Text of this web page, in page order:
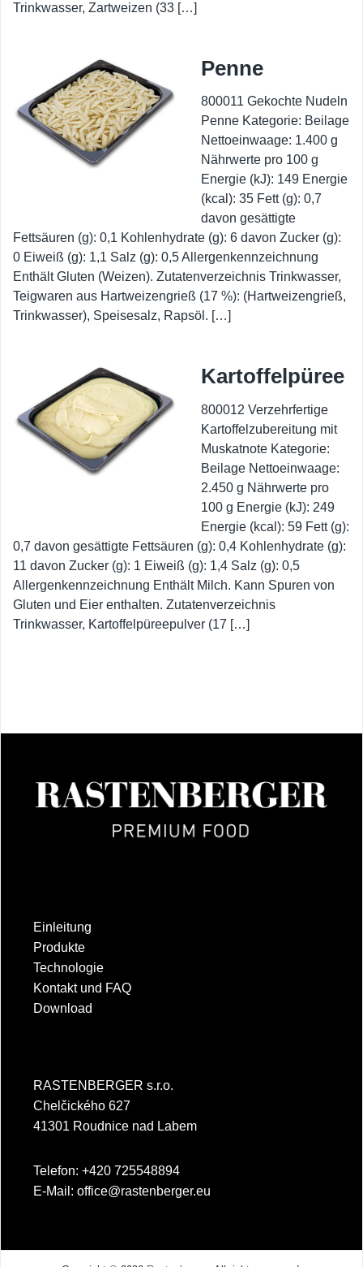
Trinkwasser, Zartweizen (33 […]
Penne
800011 Gekochte Nudeln
Penne Kategorie: Beilage
Nettoeinwaage: 1.400 g
Nährwerte pro 100 g
Energie (kJ): 149 Energie
(kcal): 35 Fett (g): 0,7
davon gesättigte
Fettsäuren (g): 0,1 Kohlenhydrate (g): 6 davon Zucker (g):
0 Eiweiß (g): 1,1 Salz (g): 0,5 Allergenkennzeichnung
Enthält Gluten (Weizen). Zutatenverzeichnis Trinkwasser,
Teigwaren aus Hartweizengrieß (17 %): (Hartweizengrieß,
Trinkwasser), Speisesalz, Rapsöl. […]
Kartoffelpüree
800012 Verzehrfertige
Kartoffelzubereitung mit
Muskatnote Kategorie:
Beilage Nettoeinwaage:
2.450 g Nährwerte pro
100 g Energie (kJ): 249
Energie (kcal): 59 Fett (g):
0,7 davon gesättigte Fettsäuren (g): 0,4 Kohlenhydrate (g):
11 davon Zucker (g): 1 Eiweiß (g): 1,4 Salz (g): 0,5
Allergenkennzeichnung Enthält Milch. Kann Spuren von
Gluten und Eier enthalten. Zutatenverzeichnis
Trinkwasser, Kartoffelpüreepulver (17 […]
Einleitung
Produkte
Technologie
Kontakt und FAQ
Download
RASTENBERGER s.r.o.
Chelčického 627
41301 Roudnice nad Labem
Telefon: +420 725548894
E-Mail: office@rastenberger.eu